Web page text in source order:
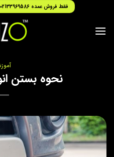
content
فقط فروش عمده 02133969586
نحوه بستن